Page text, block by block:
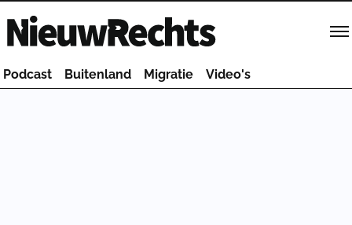
Homepage van NieuwRechts
Podcast Buitenland Migratie Video's